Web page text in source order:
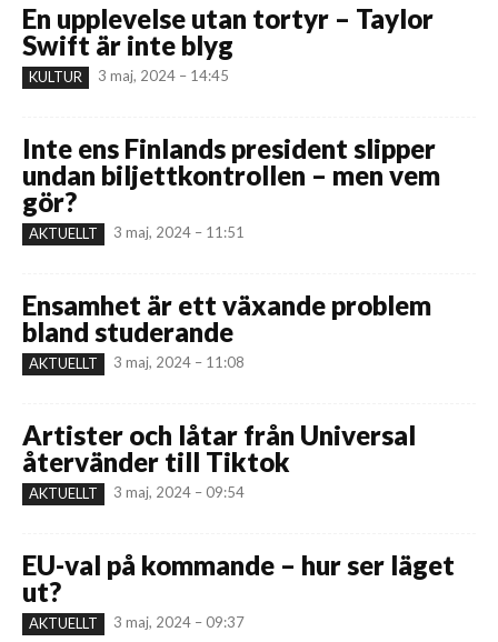
En upplevelse utan tortyr – Taylor
Swift är inte blyg
KULTUR 3 maj, 2024 – 14:45
Inte ens Finlands president slipper
undan biljettkontrollen – men vem
gör?
AKTUELLT 3 maj, 2024 – 11:51
Ensamhet är ett växande problem
bland studerande
AKTUELLT 3 maj, 2024 – 11:08
Artister och låtar från Universal
återvänder till Tiktok
AKTUELLT 3 maj, 2024 – 09:54
EU-val på kommande – hur ser läget
ut?
AKTUELLT 3 maj, 2024 – 09:37